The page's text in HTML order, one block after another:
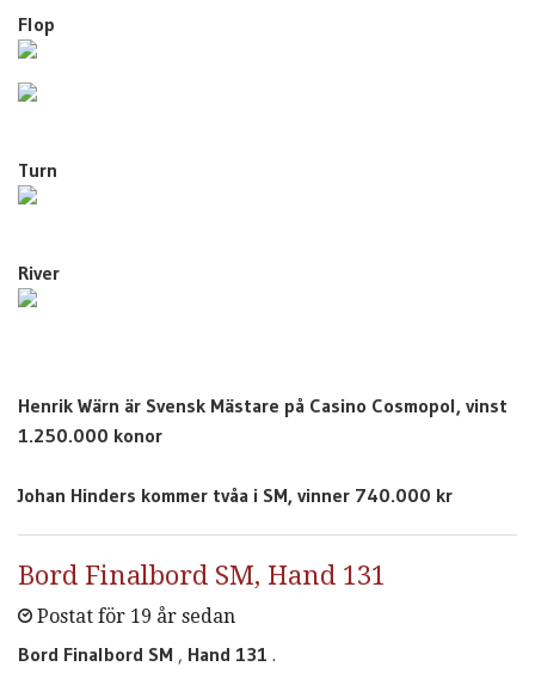
Flop
Turn
River
Henrik Wärn är Svensk Mästare på Casino Cosmopol, vinst
1.250.000 konor
Johan Hinders kommer tvåa i SM, vinner 740.000 kr
Bord Finalbord SM, Hand 131
Postat för 19 år sedan
Bord Finalbord SM , Hand 131 .